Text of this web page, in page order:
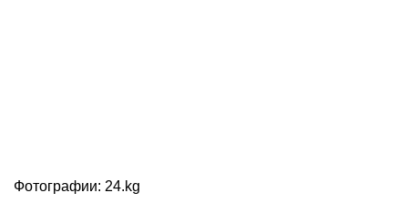
Фотографии: 24.kg